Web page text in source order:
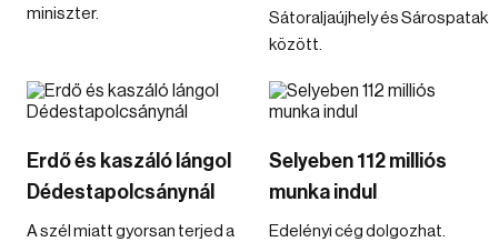
miniszter.
Sátoraljaújhely és Sárospatak
között.
Erdő és kaszáló lángol
Dédestapolcsánynál
A szél miatt gyorsan terjed a
Selyeben 112 milliós
munka indul
Edelényi cég dolgozhat.